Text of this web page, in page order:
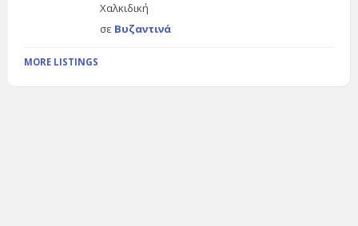
Χαλκιδική
σε Βυζαντινά
MORE LISTINGS